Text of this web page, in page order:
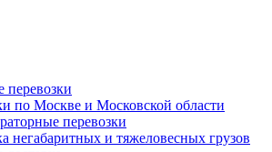
перевозки
по Москве и Московской области
перевозки
негабаритных и тяжеловесных грузов